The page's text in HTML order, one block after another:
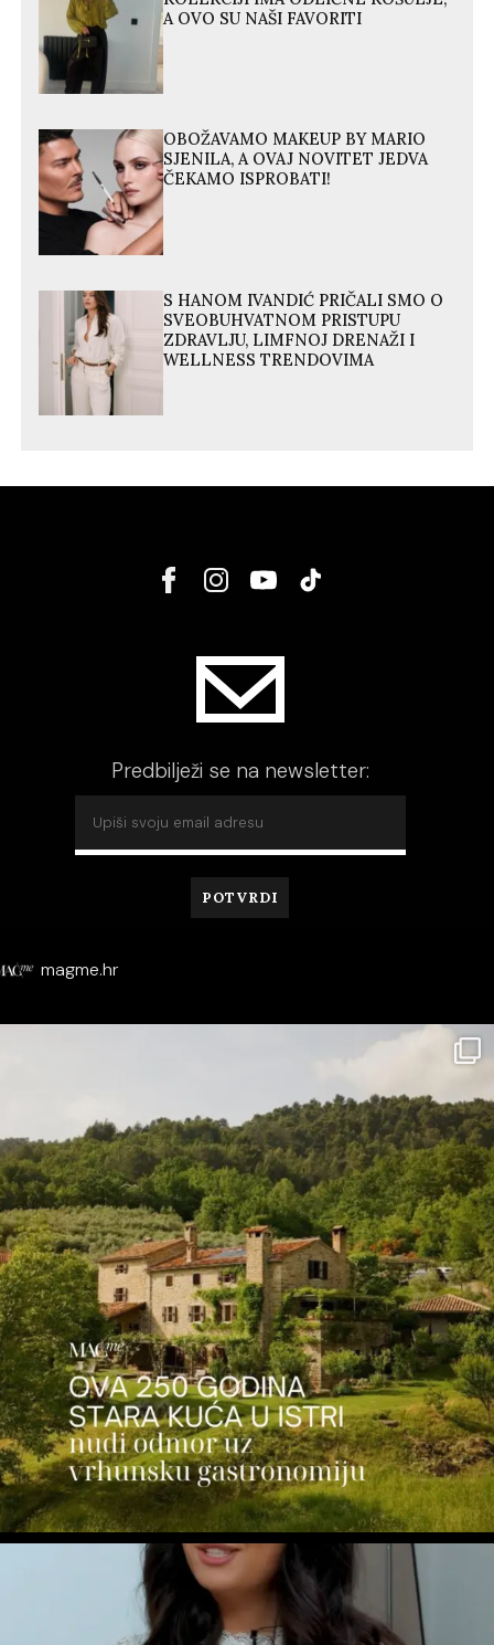
A OVO SU NAŠI FAVORITI
OBOŽAVAMO MAKEUP BY MARIO
SJENILA, A OVAJ NOVITET JEDVA
ČEKAMO ISPROBATI!
S HANOM IVANDIĆ PRIČALI SMO O
SVEOBUHVATNOM PRISTUPU
ZDRAVLJU, LIMFNOJ DRENAŽI I
WELLNESS TRENDOVIMA
Predbilježi se na newsletter:
magme.hr